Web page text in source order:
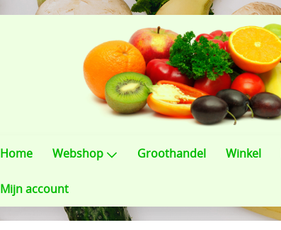
Home Webshop Groothandel Winkel
Mijn account